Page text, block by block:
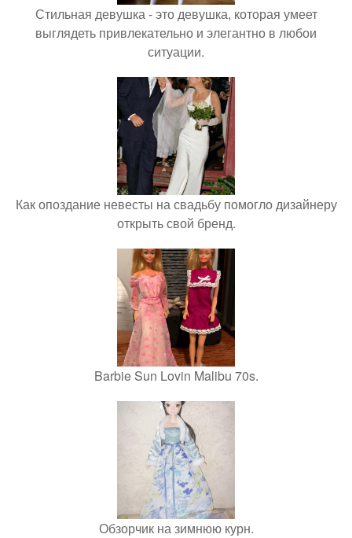
Стильная девушка - это девушка, которая умеет
выглядеть привлекательно и элегантно в любои
ситуации.
Как опоздание невесты на свадьбу помогло дизайнеру
открыть свой бренд.
Barbie Sun Lovin Malibu 70s.
Обзорчик на зимнюю курн.